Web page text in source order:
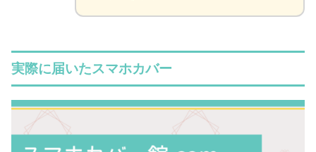
実際に届いたスマホカバー